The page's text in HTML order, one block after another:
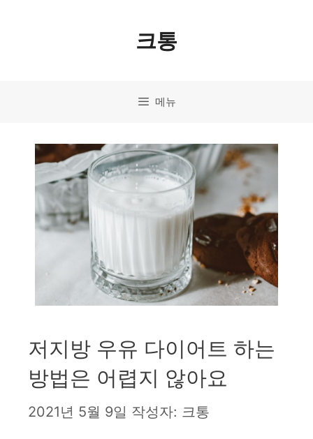
크통
메뉴
저지방 우유 다이어트 하는
방법은 어렵지 않아요
2021년 5월 9일 작성자: 크통